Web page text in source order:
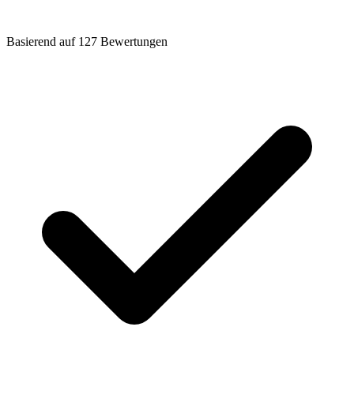
Basierend auf 127 Bewertungen